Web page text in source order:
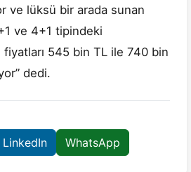
ve lüksü bir arada sunan
ve 4+1 tipindeki
fiyatları 545 bin TL ile 740 bin
dedi.
LinkedIn WhatsApp